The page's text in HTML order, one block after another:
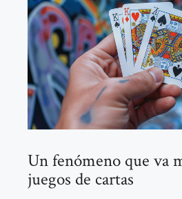
Un fenómeno que va
juegos de cartas